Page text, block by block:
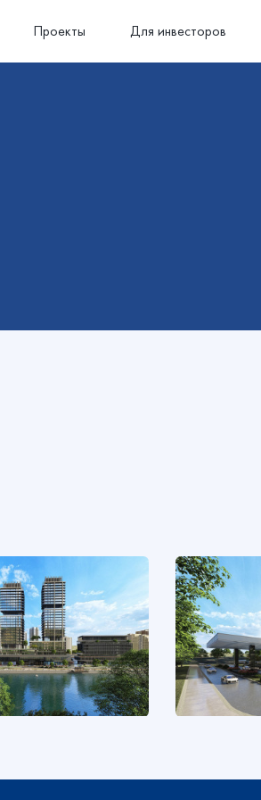
Проекты Для инвесторов